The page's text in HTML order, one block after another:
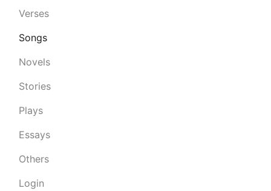
Verses
Songs
Novels
Stories
Plays
Essays
Others
Login